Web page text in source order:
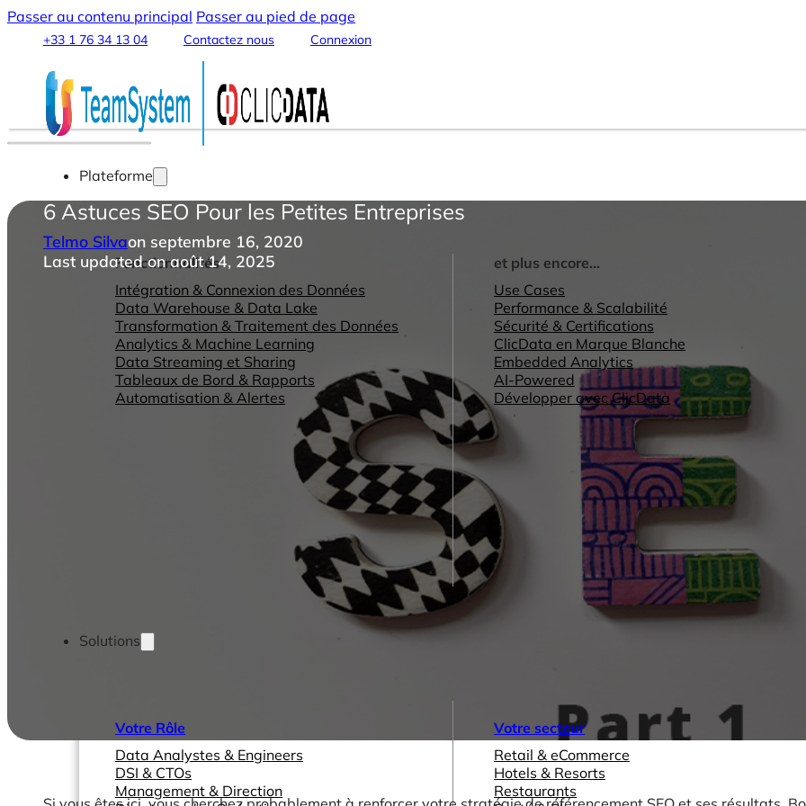
Passer au contenu principal Passer au pied de page
+33 1 76 34 13 04 Contactez nous Connexion
Plateforme
Fonctionnalités
Intégration & Connexion des Données
Data Warehouse & Data Lake
Transformation & Traitement des Données
Analytics & Machine Learning
Data Streaming et Sharing
Tableaux de Bord & Rapports
Automatisation & Alertes
et plus encore...
Use Cases
Performance & Scalabilité
Sécurité & Certifications
ClicData en Marque Blanche
Embedded Analytics
AI-Powered
Développer avec ClicData
Solutions
Votre Rôle
Data Analystes & Engineers
DSI & CTOs
Management & Direction
Votre secteur
Retail & eCommerce
Hotels & Resorts
Restaurants
6 Astuces SEO Pour les Petites Entreprises
Telmo Silvaon septembre 16, 2020
Last updated on août 14, 2025